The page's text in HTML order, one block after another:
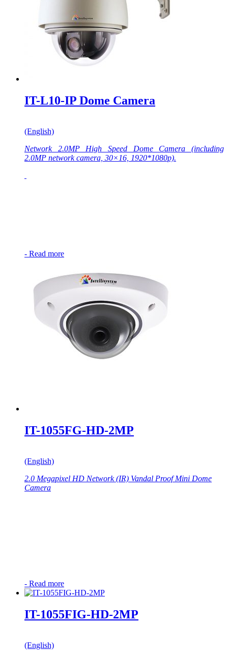
IT-L10-IP Dome Camera
(English)
Network 2.0MP High Speed Dome Camera (including
2.0MP network camera, 30×16, 1920*1080p).
- Read more
IT-1055FG-HD-2MP
(English)
2.0 Megapixel HD Network (IR) Vandal Proof Mini Dome
Camera
- Read more
IT-1055FIG-HD-2MP
(English)